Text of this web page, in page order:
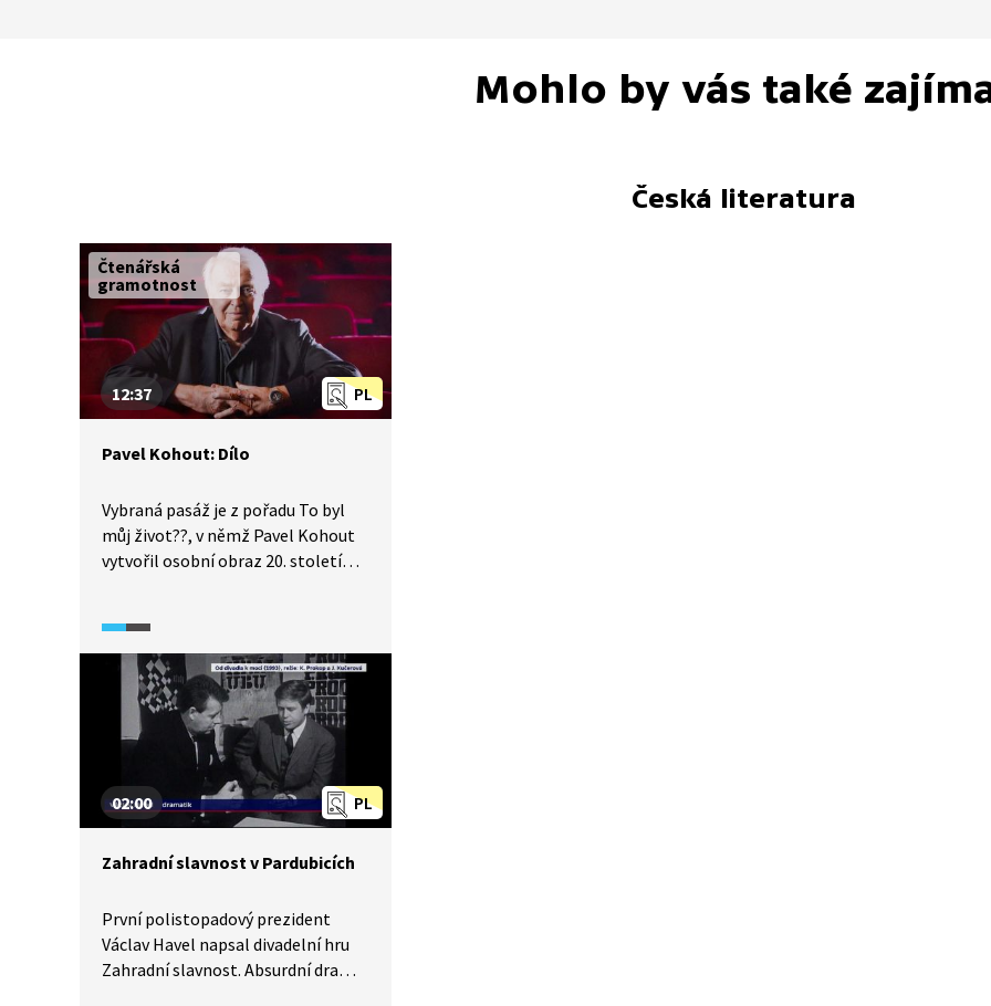
Mohlo by vás také
Česká literatura
Čtenářská
gramotnost
PL
12:37
Pavel Kohout: Dílo
Vybraná pasáž je z pořadu To byl
můj život??, v němž Pavel Kohout
vytvořil osobní obraz 20. století
je doplněno o ukázky z filmů
a divadelních her. Pasáž je
zakončena fotografiemi Pavla
Kohouta a autorovým shrnutím 20.
století ze vzpomínek.
PL
02:00
Zahradní slavnost v Pardubicích
První polistopadový prezident
Václav Havel napsal divadelní hru
Zahradní slavnost. Absurdní drama